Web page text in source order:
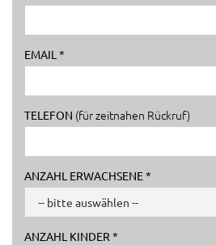
EMAIL *
TELEFON (für zeitnahen Rückruf)
ANZAHL ERWACHSENE *
ANZAHL KINDER *